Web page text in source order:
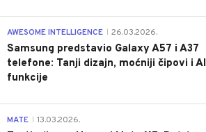
AWESOME INTELLIGENCE 26.03.2026.
Samsung predstavio Galaxy A57 i A37
telefone: Tanji dizajn, moćniji čipovi i AI
funkcije
MATE 13.03.2026.